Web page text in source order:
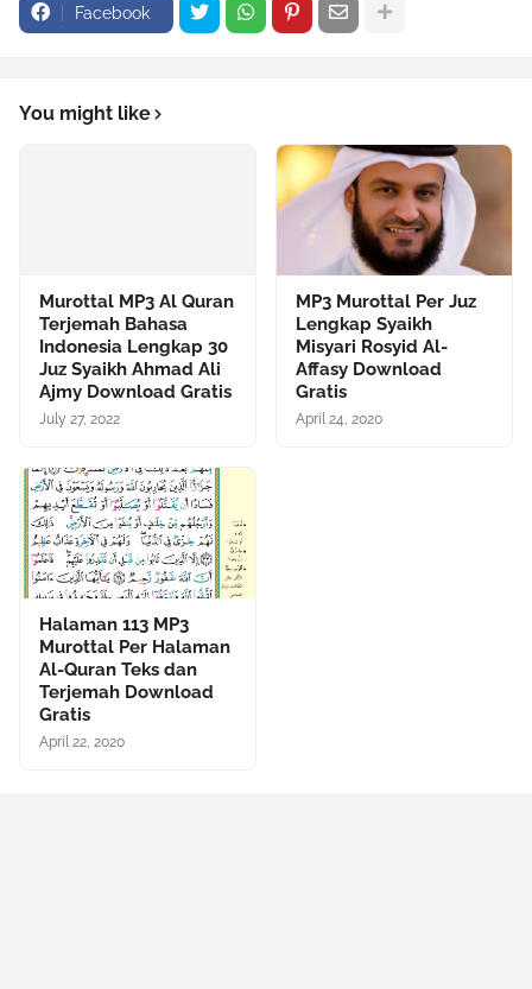
Facebook
You might like
Murottal MP3 Al Quran
Terjemah Bahasa
Indonesia Lengkap 30
Juz Syaikh Ahmad Ali
Ajmy Download Gratis
July 27, 2022
MP3 Murottal Per Juz
Lengkap Syaikh
Misyari Rosyid Al-
Affasy Download
Gratis
April 24, 2020
Halaman 113 MP3
Murottal Per Halaman
Al-Quran Teks dan
Terjemah Download
Gratis
April 22, 2020